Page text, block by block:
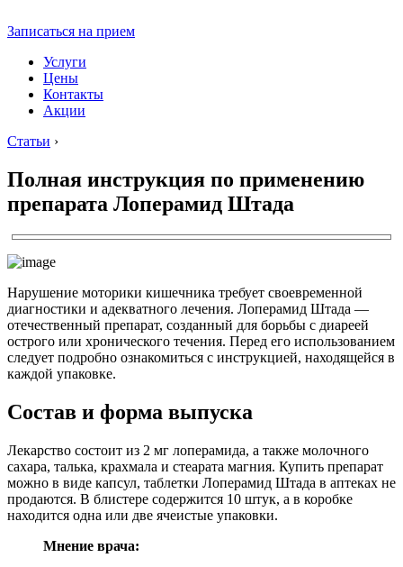
Записаться на прием
Услуги
Цены
Контакты
Акции
Статьи ›
Полная инструкция по применению
препарата Лоперамид Штада
Нарушение моторики кишечника требует своевременной
диагностики и адекватного лечения. Лоперамид Штада —
отечественный препарат, созданный для борьбы с диареей
острого или хронического течения. Перед его использованием
следует подробно ознакомиться с инструкцией, находящейся в
каждой упаковке.
Состав и форма выпуска
Лекарство состоит из 2 мг лоперамида, а также молочного
сахара, талька, крахмала и стеарата магния. Купить препарат
можно в виде капсул, таблетки Лоперамид Штада в аптеках не
продаются. В блистере содержится 10 штук, а в коробке
находится одна или две ячеистые упаковки.
Мнение врача: